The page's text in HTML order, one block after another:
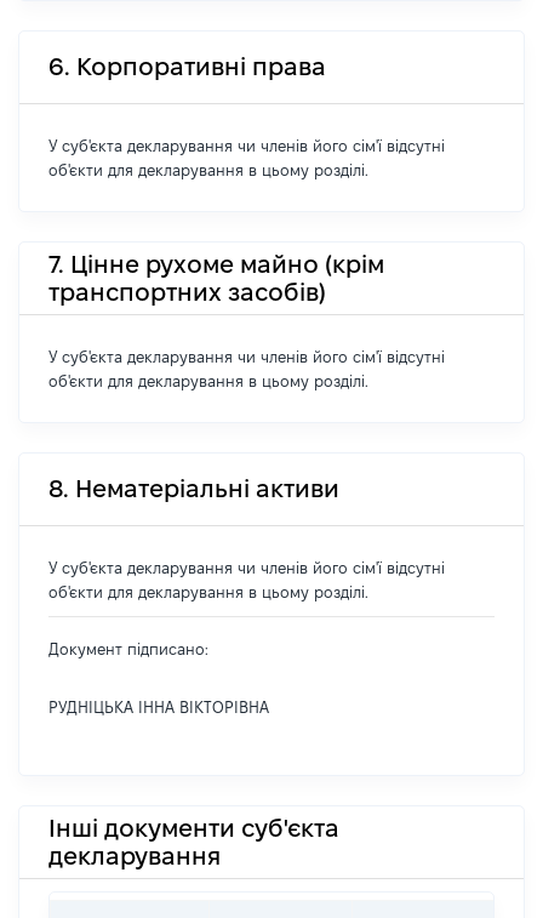
6. Корпоративні права
У суб'єкта декларування чи членів його сім'ї відсутні
об'єкти для декларування в цьому розділі.
7. Цінне рухоме майно (крім
транспортних засобів)
У суб'єкта декларування чи членів його сім'ї відсутні
об'єкти для декларування в цьому розділі.
8. Нематеріальні активи
У суб'єкта декларування чи членів його сім'ї відсутні
об'єкти для декларування в цьому розділі.
Документ підписано:
РУДНІЦЬКА ІННА ВІКТОРІВНА
Інші документи суб'єкта
декларування